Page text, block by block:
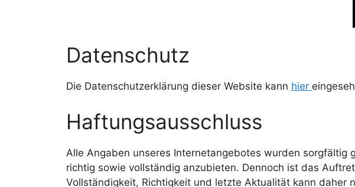
Datenschutz
Die Datenschutzerklärung dieser Website kann hier
Haftungsausschluss
Alle Angaben unseres Internetangebotes wurden
richtig sowie vollständig anzubieten. Dennoch ist das
Vollständigkeit, Richtigkeit und letzte Aktualität kann daher